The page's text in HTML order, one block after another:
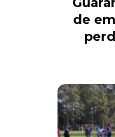
de